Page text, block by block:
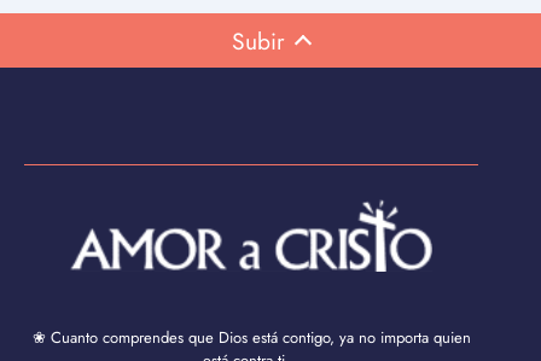
Subir
❀ Cuanto comprendes que Dios está contigo, ya no importa quien